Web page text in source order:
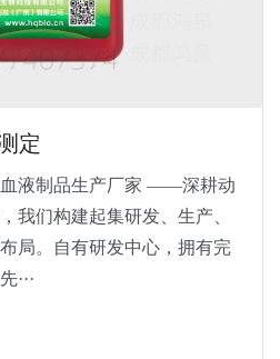
定
液制品生产厂家 ——深耕动
我们构建起集研发、生产、
局。自有研发中心，拥有完
···